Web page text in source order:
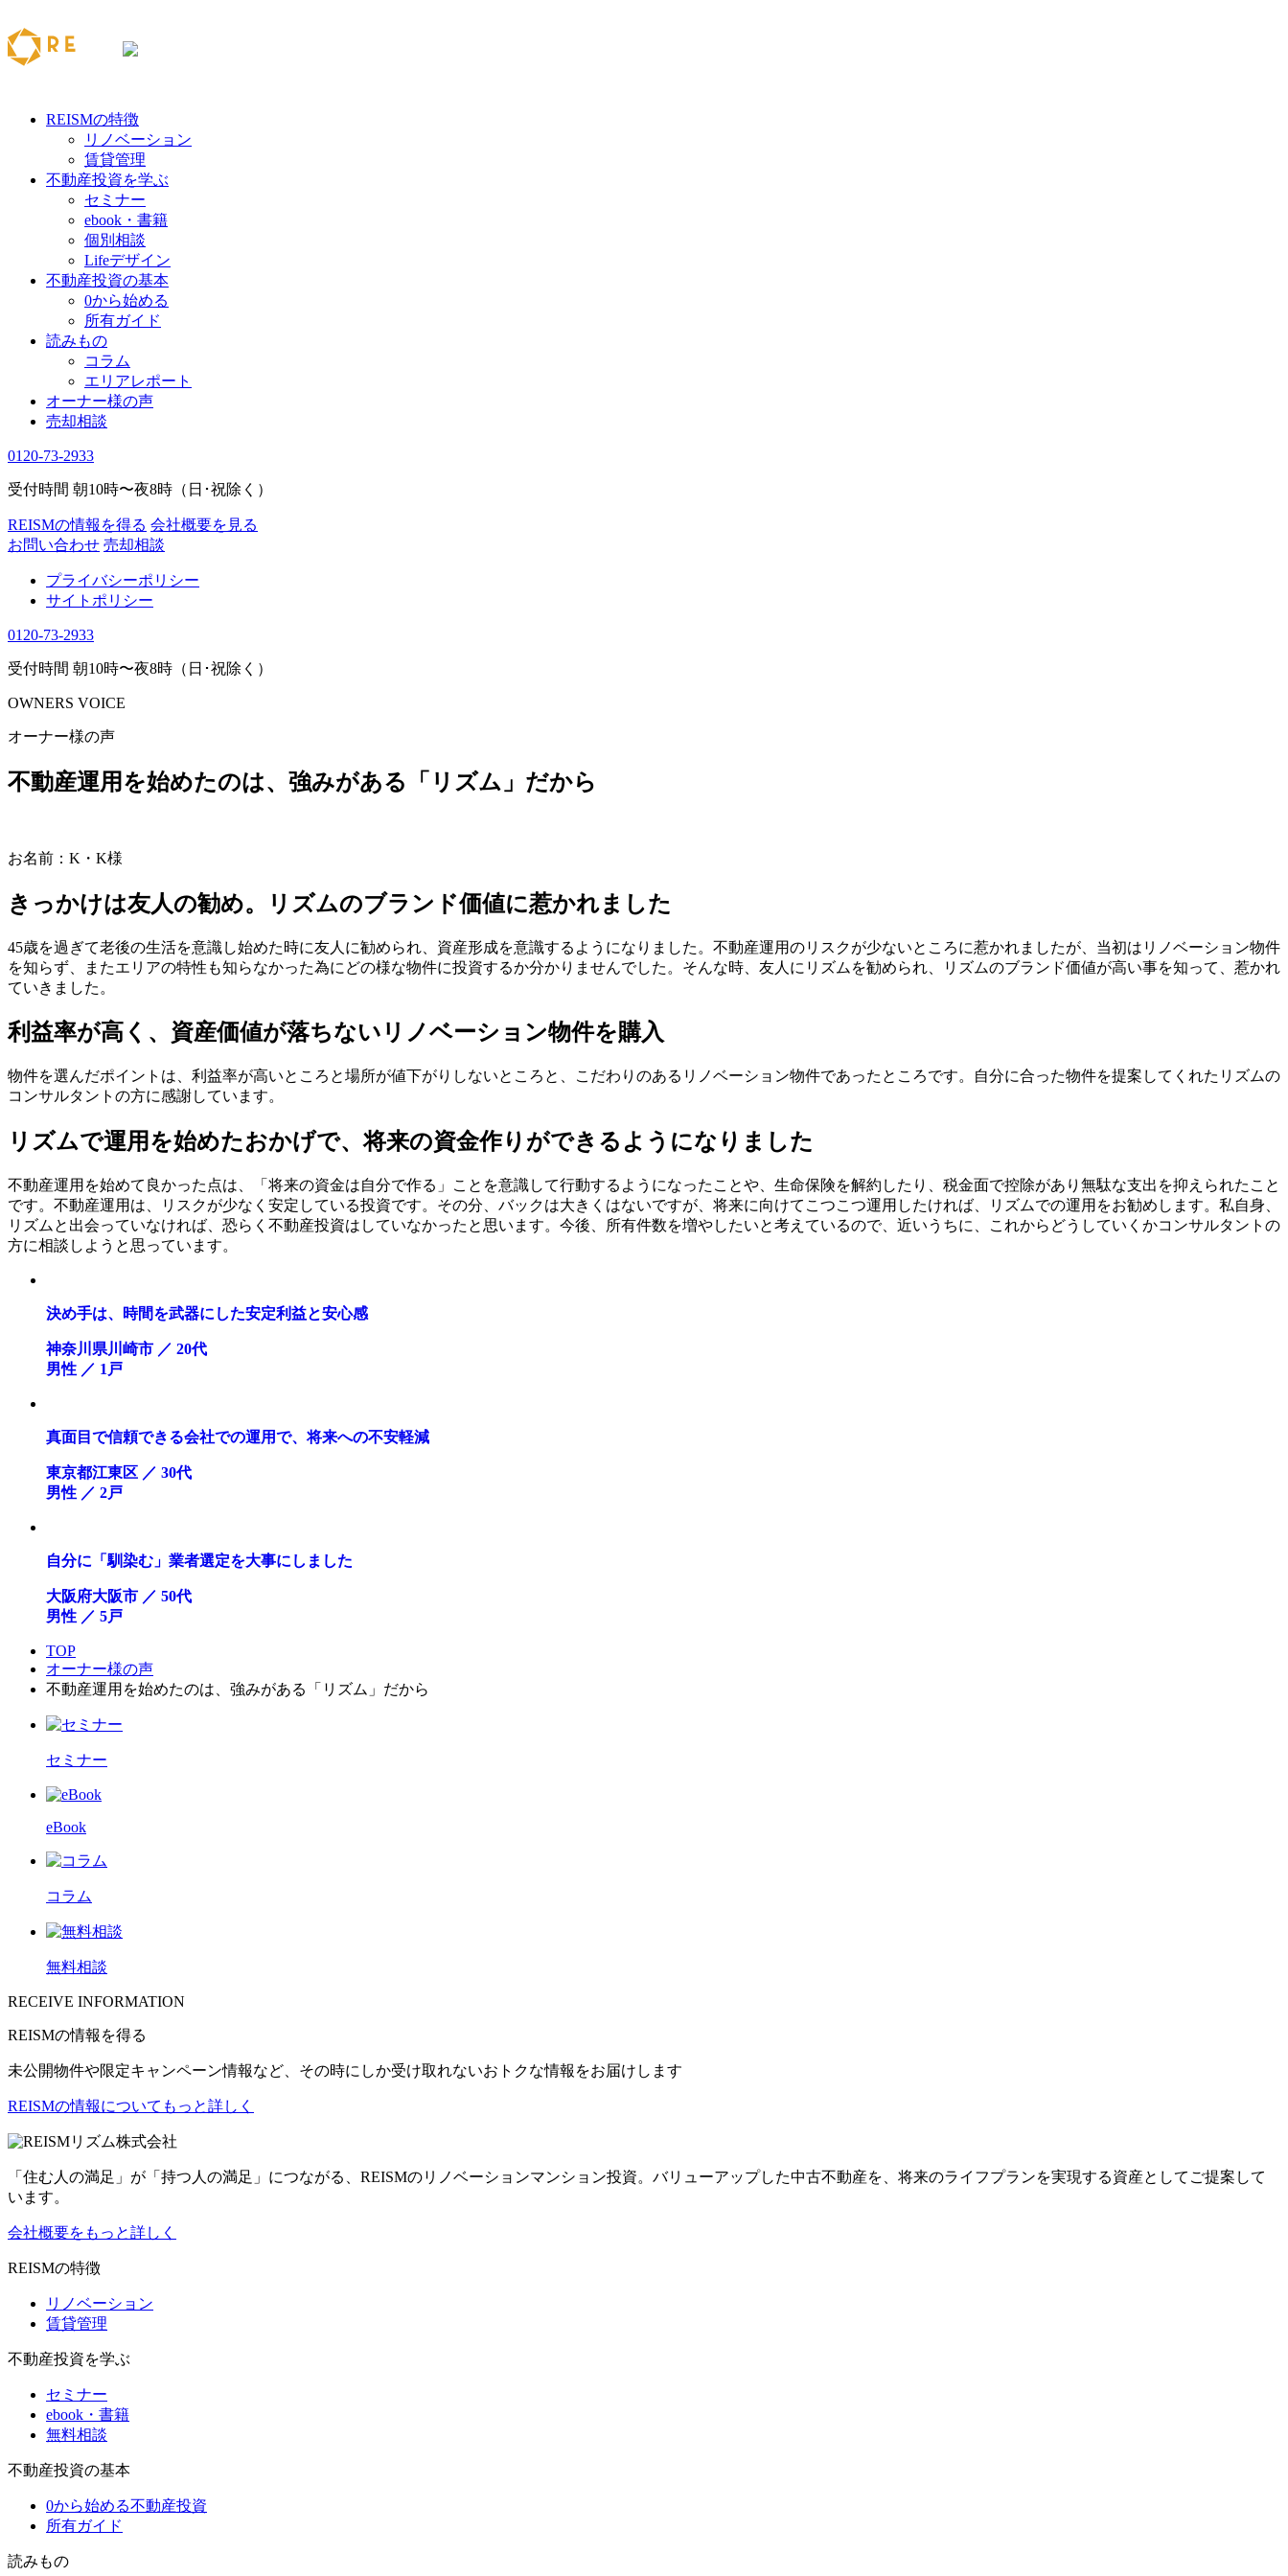
REISMの特徴
リノベーション
賃貸管理
不動産投資を学ぶ
セミナー
ebook・書籍
個別相談
Lifeデザイン
不動産投資の基本
0から始める
所有ガイド
読みもの
コラム
エリアレポート
オーナー様の声
売却相談
0120-73-2933
受付時間 朝10時〜夜8時（日･祝除く）
REISMの情報を得る 会社概要を見る
お問い合わせ 売却相談
プライバシーポリシー
サイトポリシー
0120-73-2933
受付時間 朝10時〜夜8時（日･祝除く）
OWNERS VOICE
オーナー様の声
不動産運用を始めたのは、強みがある「リズム」だから
お名前：K・K様
きっかけは友人の勧め。リズムのブランド価値に惹かれました
45歳を過ぎて老後の生活を意識し始めた時に友人に勧められ、資産形成を意識するようになりました。不動産運用のリスクが少ないところに惹かれましたが、当初はリノベーション物件
を知らず、またエリアの特性も知らなかった為にどの様な物件に投資するか分かりませんでした。そんな時、友人にリズムを勧められ、リズムのブランド価値が高い事を知って、惹かれ
ていきました。
利益率が高く、資産価値が落ちないリノベーション物件を購入
物件を選んだポイントは、利益率が高いところと場所が値下がりしないところと、こだわりのあるリノベーション物件であったところです。自分に合った物件を提案してくれたリズムの
コンサルタントの方に感謝しています。
リズムで運用を始めたおかげで、将来の資金作りができるようになりました
不動産運用を始めて良かった点は、「将来の資金は自分で作る」ことを意識して行動するようになったことや、生命保険を解約したり、税金面で控除があり無駄な支出を抑えられたこと
です。不動産運用は、リスクが少なく安定している投資です。その分、バックは大きくはないですが、将来に向けてこつこつ運用したければ、リズムでの運用をお勧めします。私自身、
リズムと出会っていなければ、恐らく不動産投資はしていなかったと思います。今後、所有件数を増やしたいと考えているので、近いうちに、これからどうしていくかコンサルタントの
方に相談しようと思っています。
決め手は、時間を武器にした安定利益と安心感
神奈川県川崎市 ／ 20代
男性 ／ 1戸
真面目で信頼できる会社での運用で、将来への不安軽減
東京都江東区 ／ 30代
男性 ／ 2戸
自分に「馴染む」業者選定を大事にしました
大阪府大阪市 ／ 50代
男性 ／ 5戸
TOP
オーナー様の声
不動産運用を始めたのは、強みがある「リズム」だから
セミナー
eBook
コラム
無料相談
RECEIVE INFORMATION
REISMの情報を得る
未公開物件や限定キャンペーン情報など、その時にしか受け取れないおトクな情報をお届けします
REISMの情報についてもっと詳しく
リズム株式会社
「住む人の満足」が「持つ人の満足」につながる、REISMのリノベーションマンション投資。バリューアップした中古不動産を、将来のライフプランを実現する資産としてご提案して
います。
会社概要をもっと詳しく
REISMの特徴
リノベーション
賃貸管理
不動産投資を学ぶ
セミナー
ebook・書籍
無料相談
不動産投資の基本
0から始める不動産投資
所有ガイド
読みもの